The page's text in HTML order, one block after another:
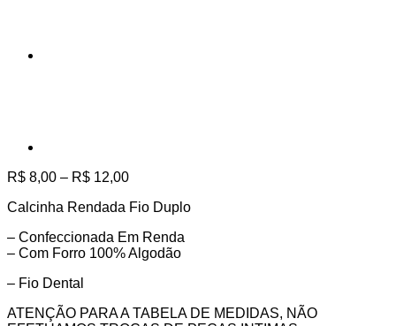
R$ 8,00 – R$ 12,00Faixa
preço:
através
R$ 12,00
Calcinha Rendada Fio Duplo
– Confeccionada Em Renda
– Com Forro 100% Algodão
– Fio Dental
ATENÇÃO PARA A TABELA DE MEDIDAS, NÃO